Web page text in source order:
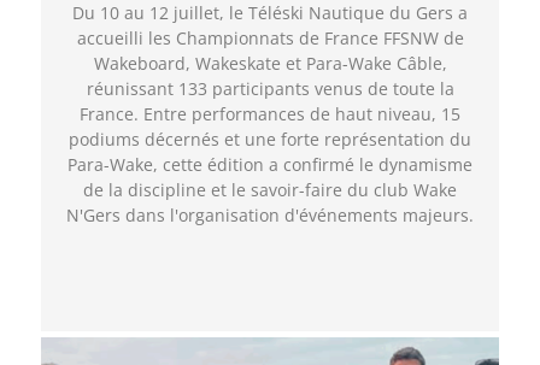
Du 10 au 12 juillet, le Téléski Nautique du Gers a
accueilli les Championnats de France FFSNW de
Wakeboard, Wakeskate et Para-Wake Câble,
réunissant 133 participants venus de toute la
France. Entre performances de haut niveau, 15
podiums décernés et une forte représentation du
Para-Wake, cette édition a confirmé le dynamisme
de la discipline et le savoir-faire du club Wake
N'Gers dans l'organisation d'événements majeurs.